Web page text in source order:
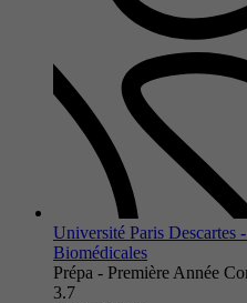
Université Paris Descartes
Biomédicales
Prépa - Première Année
3.7